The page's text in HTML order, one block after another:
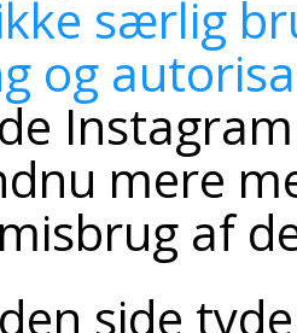
særlig
og
mere
af
side